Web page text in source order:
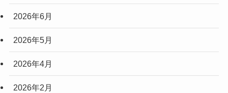
2026年6月
2026年5月
2026年4月
2026年2月